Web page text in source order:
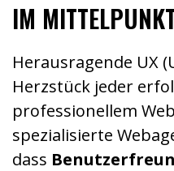
IM
Herausragende UX
Herzstück jeder
professionellem
spezialisierte
dass